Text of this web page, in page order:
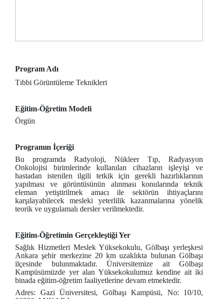
Program Adı
Tıbbi Görüntüleme Teknikleri
Eğitim-Öğretim Modeli
Örgün
Programın İçeriği
Bu programda Radyoloji, Nükleer Tıp, Radyasyon
Onkolojisi birimlerinde kullanılan cihazların işleyişi ve
hastadan istenilen ilgili tetkik için gerekli hazırlıklarının
yapılması ve görüntüsünün alınması konularında teknik
eleman yetiştirilmek amacı ile sektörün ihtiyaçlarını
karşılayabilecek mesleki yeterlilik kazanmalarına yönelik
teorik ve uygulamalı dersler verilmektedir.
Eğitim-Öğretimin Gerçekleştiği Yer
Sağlık Hizmetleri Meslek Yüksekokulu, Gölbaşı yerleşkesi
Ankara şehir merkezine 20 km uzaklıkta bulunan Gölbaşı
ilçesinde bulunmaktadır. Üniversitemize ait Gölbaşı
Kampüsümüzde yer alan Yüksekokulumuz kendine ait iki
binada eğitim-öğretim faaliyetlerine devam etmektedir.
Adres: Gazi Üniversitesi, Gölbaşı Kampüsü, No: 10/10,